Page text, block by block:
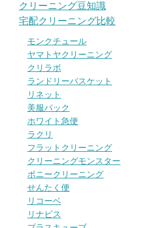
クリーニング豆知識
宅配クリーニング比較
モンクチュール
ヤマトヤクリーニング
クリラボ
ランドリーバスケット
リネット
美服パック
ホワイト急便
ラクリ
フラットクリーニング
クリーニングモンスター
ポニークリーニング
せんたく便
リコーベ
リナビス